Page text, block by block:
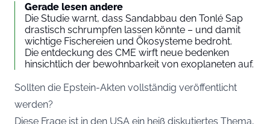
Gerade lesen andere
Die Studie warnt, dass Sandabbau den Tonlé Sap
drastisch schrumpfen lassen könnte – und damit
wichtige Fischereien und Ökosysteme bedroht.
Die entdeckung des CME wirft neue bedenken
hinsichtlich der bewohnbarkeit von exoplaneten auf.
Sollten die Epstein-Akten vollständig veröffentlicht
werden?
Diese Frage ist in den USA ein heiß diskutiertes Thema,